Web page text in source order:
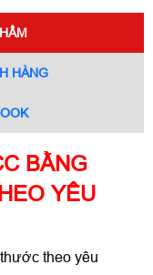
HÀNG
BẰNG
YÊU
theo yêu